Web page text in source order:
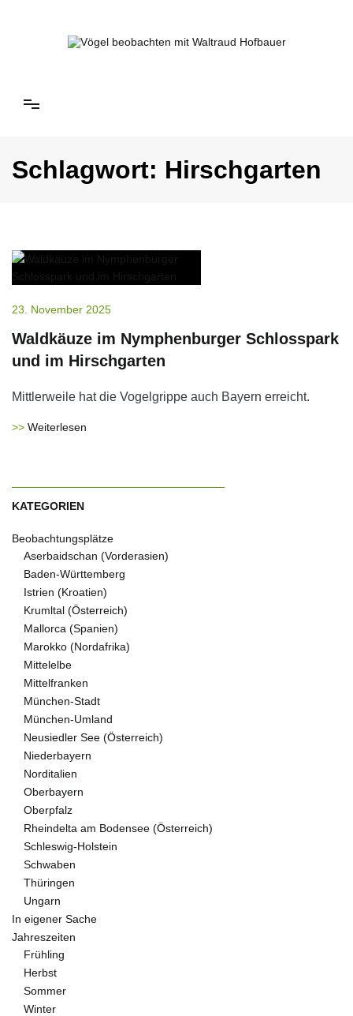
Schlagwort: Hirschgarten
23. November 2025
Waldkäuze im Nymphenburger Schlosspark
und im Hirschgarten
Mittlerweile hat die Vogelgrippe auch Bayern erreicht.
Weiterlesen
KATEGORIEN
Beobachtungsplätze
Aserbaidschan (Vorderasien)
Baden-Württemberg
Istrien (Kroatien)
Krumltal (Österreich)
Mallorca (Spanien)
Marokko (Nordafrika)
Mittelelbe
Mittelfranken
München-Stadt
München-Umland
Neusiedler See (Österreich)
Niederbayern
Norditalien
Oberbayern
Oberpfalz
Rheindelta am Bodensee (Österreich)
Schleswig-Holstein
Schwaben
Thüringen
Ungarn
In eigener Sache
Jahreszeiten
Frühling
Herbst
Sommer
Winter